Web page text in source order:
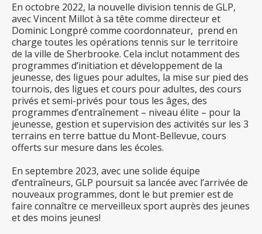
En octobre 2022, la nouvelle division tennis de GLP,
avec Vincent Millot à sa tête comme directeur et
Dominic Longpré comme coordonnateur, prend en
charge toutes les opérations tennis sur le territoire
de la ville de Sherbrooke. Cela inclut notamment des
programmes d’initiation et développement de la
jeunesse, des ligues pour adultes, la mise sur pied des
tournois, des ligues et cours pour adultes, des cours
privés et semi-privés pour tous les âges, des
programmes d’entraînement – niveau élite – pour la
jeunesse, gestion et supervision des activités sur les 3
terrains en terre battue du Mont-Bellevue, cours
offerts sur mesure dans les écoles.
En septembre 2023, avec une solide équipe
d’entraîneurs, GLP poursuit sa lancée avec l’arrivée de
nouveaux programmes, dont le but premier est de
faire connaître ce merveilleux sport auprès des jeunes
et des moins jeunes!